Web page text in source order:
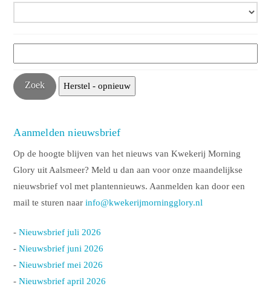
Aanmelden nieuwsbrief
Op de hoogte blijven van het nieuws van Kwekerij Morning
Glory uit Aalsmeer? Meld u dan aan voor onze maandelijkse
nieuwsbrief vol met plantennieuws. Aanmelden kan door een
mail te sturen naarinfo@kwekerijmorningglory.nl
-Nieuwsbrief juli 2026
-Nieuwsbrief juni 2026
-Nieuwsbrief mei 2026
-Nieuwsbrief april 2026